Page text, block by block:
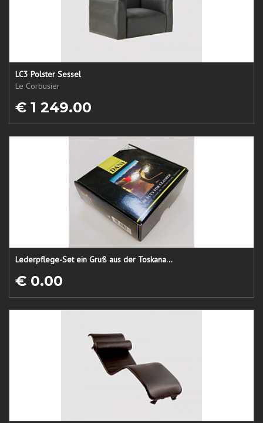
LC3 Polster Sessel
Le Corbusier
€ 1 249.00
Lederpflege-Set ein Gruß aus der Toskana...
€ 0.00